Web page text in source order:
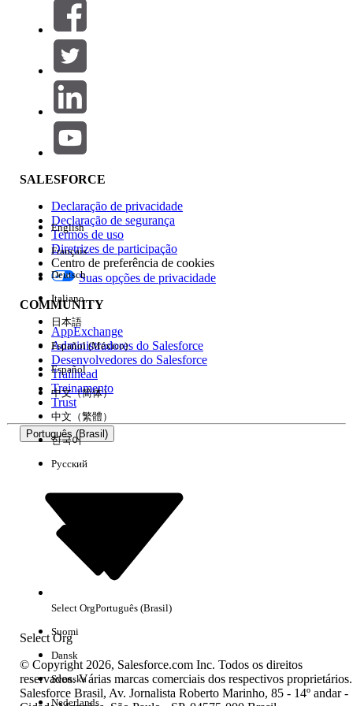
Filtros (0)
SELECIONAR FILTROS
Área de produtos
Impacto do recurso
Edição
Experiência
Sem resultados
SALESFORCE
Declaração de privacidade
Declaração de segurança
Termos de uso
Diretrizes de participação
Centro de preferência de cookies
Suas opções de privacidade
COMMUNITY
AppExchange
Administradores do Salesforce
Desenvolvedores do Salesforce
Trailhead
Treinamento
Trust
Português (Brasil)
Select Org
English
Français
Deutsch
Italiano
日本語
Español (México)
Español
中文（简体）
中文（繁體）
한국어
Русский
Select OrgPortuguês (Brasil)
Suomi
Dansk
Svenska
Nederlands
© Copyright 2026, Salesforce.com Inc. Todos os direitos
reservados. Várias marcas comerciais dos respectivos proprietários.
Salesforce Brasil, Av. Jornalista Roberto Marinho, 85 - 14º andar -